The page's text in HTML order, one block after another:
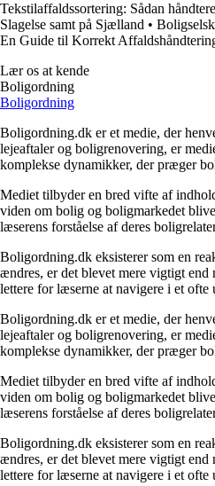
Tekstilaffaldssortering: Sådan
Slagelse samt på Sjælland •
En Guide til Korrekt
Lær os at kende
Boligordning
Boligordning
Boligordning.dk er et medie, der
lejeaftaler og boligrenovering, er
komplekse dynamikker, der præger
Mediet tilbyder en bred vifte af
viden om bolig og boligmarkedet
læserens forståelse af deres
Boligordning.dk eksisterer som en
ændres, er det blevet mere vigtigt
lettere for læserne at navigere i et ofte
Boligordning.dk er et medie, der
lejeaftaler og boligrenovering, er
komplekse dynamikker, der præger
Mediet tilbyder en bred vifte af
viden om bolig og boligmarkedet
læserens forståelse af deres
Boligordning.dk eksisterer som en
ændres, er det blevet mere vigtigt
lettere for læserne at navigere i et ofte